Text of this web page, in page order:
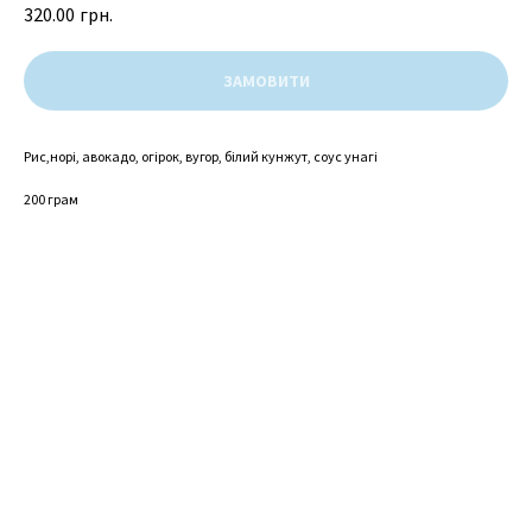
320.00 грн.
ЗАМОВИТИ
Рис,норі, авокадо, огірок, вугор, білий кунжут, соус унагі
200 грам